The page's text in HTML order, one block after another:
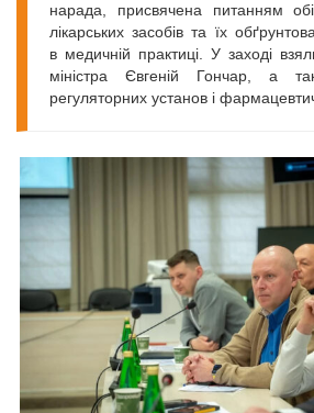
нарада, присвячена питанням
лікарських засобів та їх
в медичній практиці. У заході
міністра Євгеній Гончар, а
регуляторних установ і